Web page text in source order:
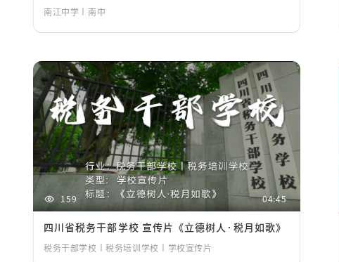
南江中学丨南中
159 04:45
四川省税务干部学校 宣传片《立德树人·税月如歌》
税务干部学校丨税务培训学校丨学校宣传片